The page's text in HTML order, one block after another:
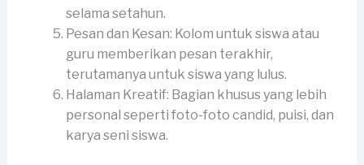
selama setahun.
Pesan dan Kesan: Kolom untuk siswa atau
guru memberikan pesan terakhir,
terutamanya untuk siswa yang lulus.
Halaman Kreatif: Bagian khusus yang lebih
personal seperti foto-foto candid, puisi, dan
karya seni siswa.